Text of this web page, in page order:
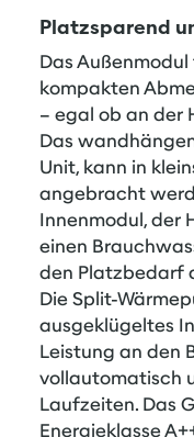
Platzsparend
Das
kompakten
– egal ob an der
Das
Unit, kann in
angebracht
Innenmodul, der
einen
den Platzbedarf
Die Split-
ausgeklügeltes
Leistung an den
vollautomatisch
Laufzeiten. Das
Energieklasse